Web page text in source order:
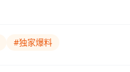
#独家爆料